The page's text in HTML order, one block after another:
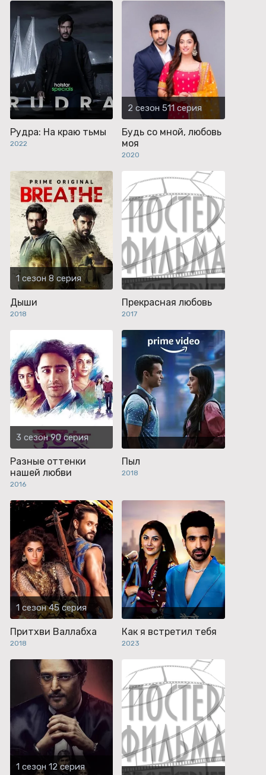
Рудра: На краю тьмы
2022
2 сезон 511 серия
Будь со мной, любовь
моя
2020
1 сезон 8 серия
Дыши
2018
Прекрасная любовь
2017
3 сезон 90 серия
Разные оттенки
нашей любви
2016
Пыл
2018
1 сезон 45 серия
Притхви Валлабха
2018
Как я встретил тебя
2023
1 сезон 12 серия